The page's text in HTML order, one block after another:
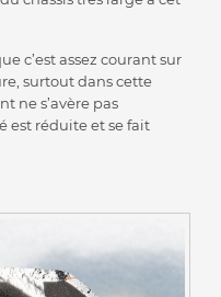
c’est assez courant sur
surtout dans cette
ne s’avère pas
est réduite et se fait